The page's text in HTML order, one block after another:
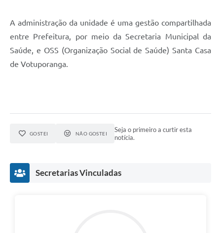
A administração da unidade é uma gestão compartilhada
entre Prefeitura, por meio da Secretaria Municipal da
Saúde, e OSS (Organização Social de Saúde) Santa Casa
de Votuporanga.
GOSTEI NÃO GOSTEI
Seja o primeiro a curtir esta
notícia.
Secretarias Vinculadas